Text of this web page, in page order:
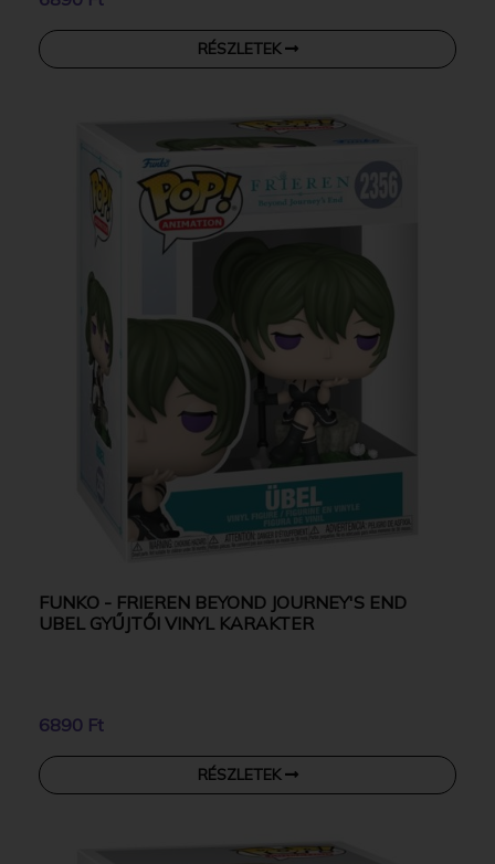
RÉSZLETEK
FUNKO - FRIEREN BEYOND JOURNEY'S END
UBEL GYŰJTŐI VINYL KARAKTER
6890 Ft
RÉSZLETEK